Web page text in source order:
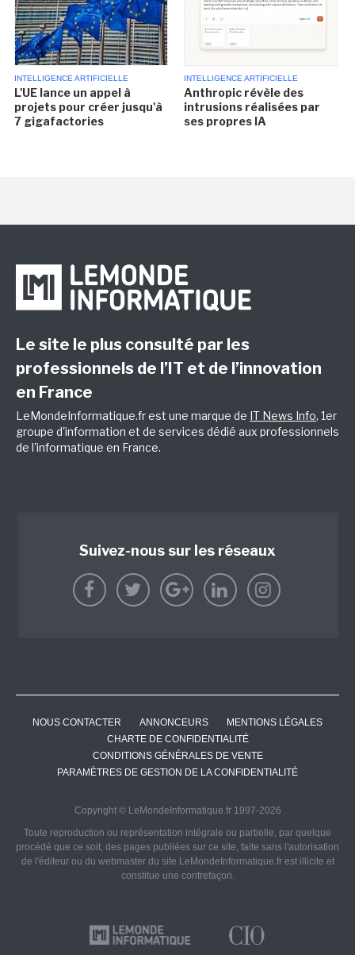
INTELLIGENCE ARTIFICIELLE
L'UE lance un appel à
projets pour créer jusqu'à
7 gigafactories
INTELLIGENCE ARTIFICIELLE
Anthropic révèle des
intrusions réalisées par
ses propres IA
Le site le plus consulté par les
professionnels de l’IT et de l’innovation
en France
LeMondeInformatique.fr est une marque de IT News Info, 1er
groupe d'information et de services dédié aux professionnels
de l'informatique en France.
Suivez-nous sur les réseaux
NOUS CONTACTER ANNONCEURS
MENTIONS LÉGALES
CHARTE DE CONFIDENTIALITÉ
CONDITIONS GÉNÉRALES DE VENTE
PARAMÈTRES DE GESTION DE LA CONFIDENTIALITÉ
Copyright © LeMondeInformatique.fr 1997-2026
Toute reproduction ou représentation intégrale ou partielle, par quelque
procédé que ce soit, des pages publiées sur ce site, faite sans l'autorisation
de l'éditeur ou du webmaster du site LeMondeInformatique.fr est illicite et
constitue une contrefaçon.